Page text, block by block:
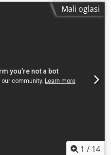
Mali oglasi
1 / 14